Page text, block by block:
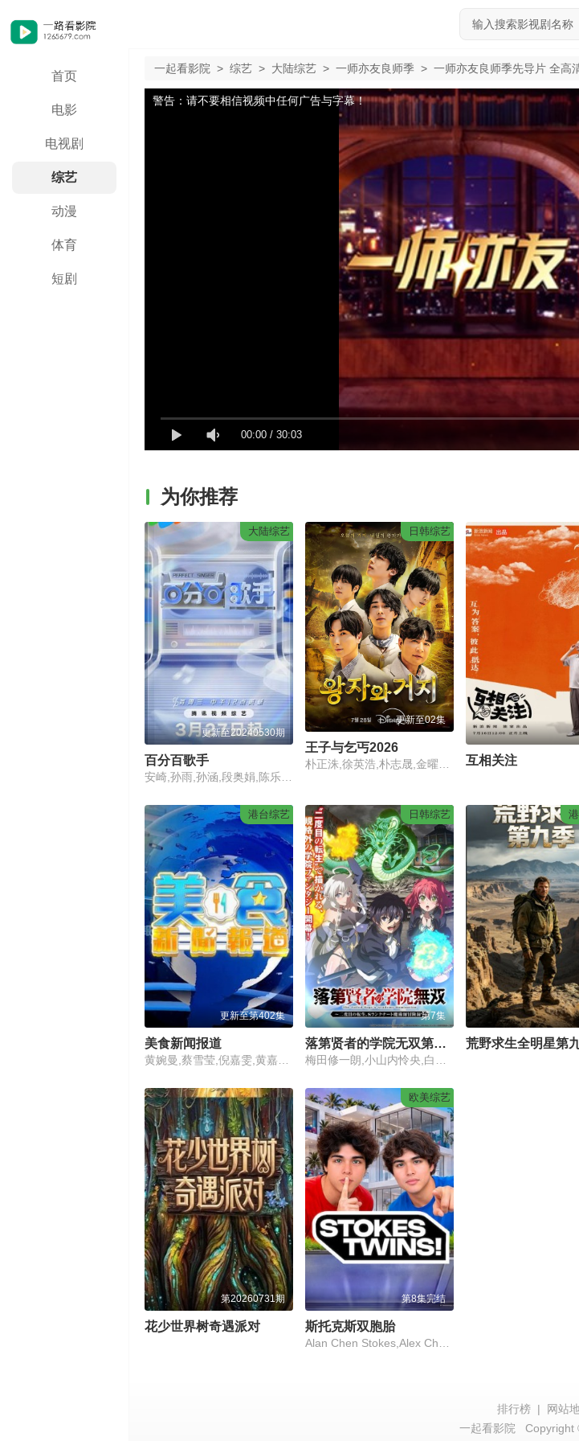
首页
电影
电视剧
综艺
动漫
体育
短剧
一起看影院 > 综艺 > 大陆综艺 > 一师亦友良师季 > 一师亦友良师季先导片 全高
00:00 / 30:03
警告：请不要相信视频中任何广告与字幕！
为你推荐
大陆综艺
更新至20240530期
百分百歌手
日韩综艺
更新至02集
王子与乞丐2026
互相关注
港台综艺
更新至第402集
美食新闻报道
黄婉曼,蔡雪莹,倪嘉雯,黄嘉雯,廖慧仪,伍倩彤,陈嘉倩,胡敏芝,吴兆麟,吴浩康,巩姿希,陈奂仁,区永权,陈凯琳,姚子羚,麦玲玲,方皓玟,洪永城,冯盈盈,单立文,吴业坤,黄婧灵,叶靖仪,蔡景行,萧正楠,江嘉敏,冼迪琦,何泳芍,栢天男,苏民峰,姜皓文,森美,刘颖镟,温碧霞,禾浩辰,赖彦妤,邵音音,谢嫣薇,彭翔翎,施焯日,布乐文
日韩综艺
第7集
落第贤者的学院无双第二回转生
梅田修一朗,小山内怜央,白石晴香,加藤英美里,平川大辅,东地宏树,福原绫香
荒野求生全明星第
第20260731期
花少世界树奇遇派对
欧美综艺
第8集完结
斯托克斯双胞胎
Alan Chen Stokes,Alex Chen Stokes
排行榜 | 网站
一起看影院
Copyright